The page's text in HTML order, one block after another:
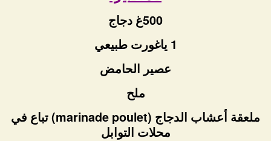
500غ دجاج
1 ياغورت طبيعي
عصير الحامض
ملح
ملعقة أعشاب الدجاج (marinade poulet) تباع في
محلات التوابل